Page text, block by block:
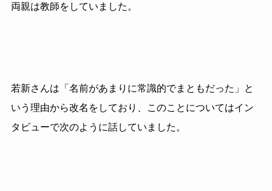
両親は教師をしていました。
若新さんは「名前があまりに常識的でまともだった」と
いう理由から改名をしており、このことについてはイン
タビューで次のように話していました。